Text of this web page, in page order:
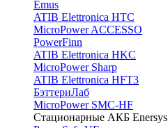
Emus
ATIB Elettronica HTC
MicroPower ACCESSO
PowerFinn
ATIB Elettronica HKC
MicroPower Sharp
ATIB Elettronica HFT3
БэттериЛаб
MicroPower SMC-HF
Стационарные АКБ Enersys